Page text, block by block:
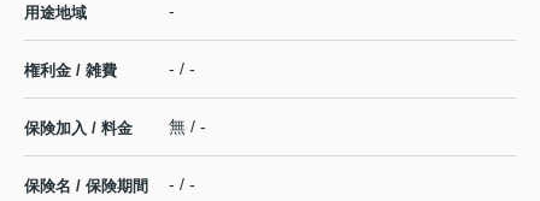
用途地域 -
権利金 / 雑費 - / -
保険加入 / 料金 無 / -
保険名 / 保険期間 - / -